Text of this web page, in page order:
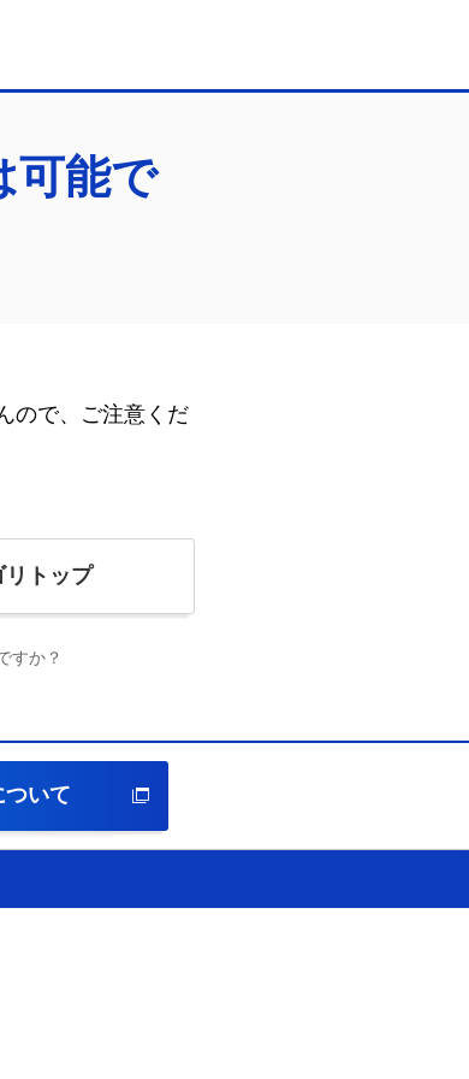
可能で
ので、ご注意くだ
リトップ
すか？
ついて